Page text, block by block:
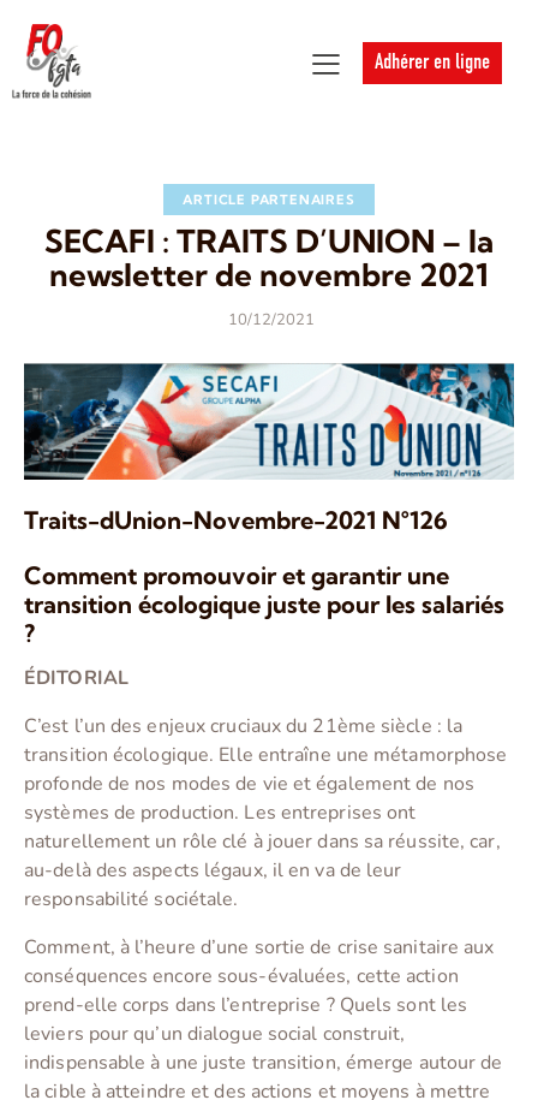
Adhérer en ligne
ARTICLE PARTENAIRES
SECAFI : TRAITS D’UNION – la
newsletter de novembre 2021
10/12/2021
Traits-dUnion-Novembre-2021 N°126
Comment promouvoir et garantir une
transition écologique juste pour les salariés
?
ÉDITORIAL
C’est l’un des enjeux cruciaux du 21ème siècle : la
transition écologique. Elle entraîne une métamorphose
profonde de nos modes de vie et également de nos
systèmes de production. Les entreprises ont
naturellement un rôle clé à jouer dans sa réussite, car,
au-delà des aspects légaux, il en va de leur
responsabilité sociétale.
Comment, à l’heure d’une sortie de crise sanitaire aux
conséquences encore sous-évaluées, cette action
prend-elle corps dans l’entreprise ? Quels sont les
leviers pour qu’un dialogue social construit,
indispensable à une juste transition, émerge autour de
la cible à atteindre et des actions et moyens à mettre